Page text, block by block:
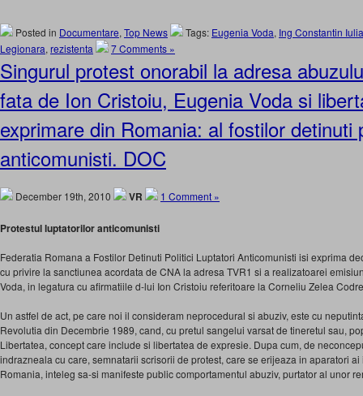
Posted in Documentare, Top News Tags: Eugenia Voda, Ing Constantin
Legionara, rezistenta 7 Comments »
Singurul protest onorabil la adresa
fata de Ion Cristoiu, Eugenia Voda si
exprimare din Romania: al fostilor detinuti
anticomunisti. DOC
December 19th, 2010 VR 1 Comment »
Protestul luptatorilor anticomunisti
Federatia Romana a Fostilor Detinuti Politici Luptatori Anticomunisti isi exprima
cu privire la sanctiunea acordata de CNA la adresa TVR1 si a realizatoarei
Voda, in legatura cu afirmatiile d-lui Ion Cristoiu referitoare la Corneliu Zelea
Un astfel de act, pe care noi il consideram neprocedural si abuziv, este cu
Revolutia din Decembrie 1989, cand, cu pretul sangelui varsat de tineretul sau,
Libertatea, concept care include si libertatea de expresie. Dupa cum, de
indrazneala cu care, semnatarii scrisorii de protest, care se erijeaza in aparatori
Romania, inteleg sa-si manifeste public comportamentul abuziv, purtator al unor